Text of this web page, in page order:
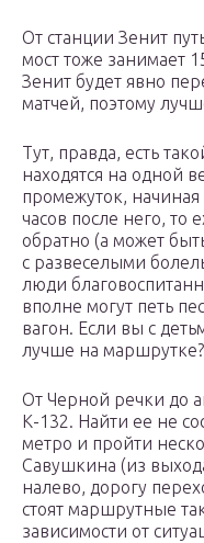
От станции Зенит
мост тоже занимает
Зенит будет явно
матчей, поэтому
Тут, правда, есть
находятся на одной
промежуток,
часов после него, то
обратно (а может
с развеселыми
люди
вполне могут петь
вагон. Если вы с
лучше на маршрутке?
От Черной речки до
К-132. Найти ее не
метро и пройти
Савушкина (из
налево, дорогу
стоят маршрутные
зависимости от